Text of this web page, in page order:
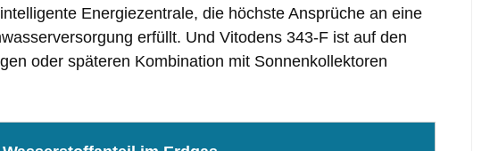
Energiezentrale, die höchste Ansprüche an eine
erfüllt. Und Vitodens 343-F ist auf den
oder späteren Kombination mit Sonnenkollektoren